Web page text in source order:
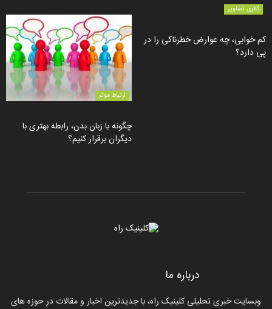
ارتباط موثر
چگونه با زبان بدن، رابطه بهتری با
دیگران برقرار کنیم؟
گالری تصاویر
کم خوابی، چه عوارض خطرناکی را در
پی دارد؟
درباره ما
وبسایت خبری تحلیلی کلینیک راه، با جدیدترین اخبار و مقالات در حوزه های